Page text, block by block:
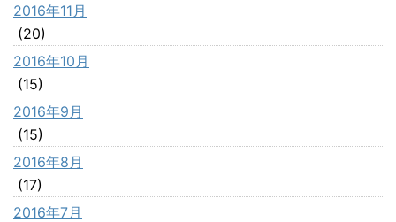
2016年11月
(20)
2016年10月
(15)
2016年9月
(15)
2016年8月
(17)
2016年7月